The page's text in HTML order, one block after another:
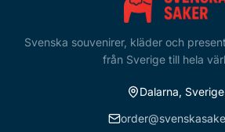
Svenska souvenirer, kläder och
från Sverige till hela
Dalarna, Sverige